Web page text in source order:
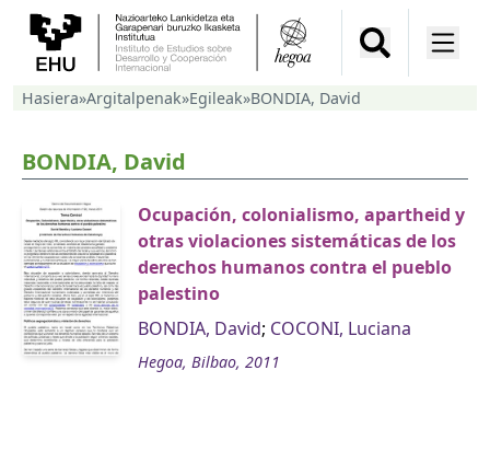
Hasiera»Argitalpenak»Egileak»BONDIA, David
BONDIA, David
Ocupación, colonialismo, apartheid y
otras violaciones sistemáticas de los
derechos humanos contra el pueblo
palestino
BONDIA, David; COCONI, Luciana
Hegoa, Bilbao, 2011